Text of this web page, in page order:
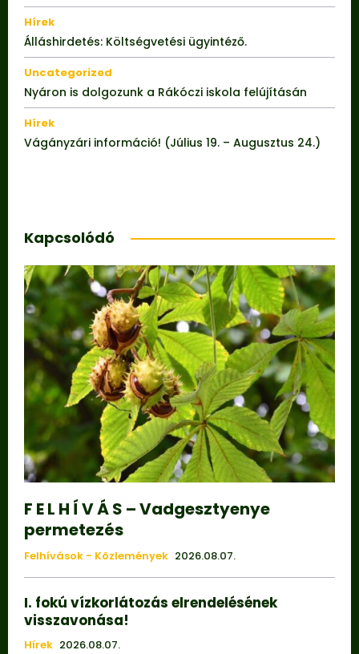
Hírek
Álláshirdetés: Költségvetési ügyintéző.
Uncategorized
Nyáron is dolgozunk a Rákóczi iskola felújításán
Hírek
Vágányzári információ! (Július 19. – Augusztus 24.)
Kapcsolódó
F E L H Í V Á S – Vadgesztyenye
permetezés
Felhívások - Közlemények 2026.08.07.
I. fokú vízkorlátozás elrendelésének
visszavonása!
Hírek 2026.08.07.